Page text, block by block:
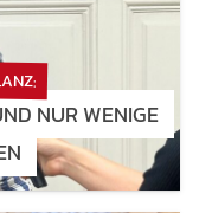
NUR WENIGE